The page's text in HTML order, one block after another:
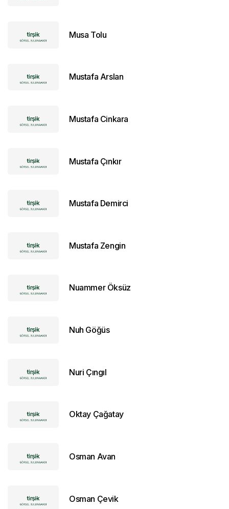
Musa Tolu
Mustafa Arslan
Mustafa Cinkara
Mustafa Çınkır
Mustafa Demirci
Mustafa Zengin
Nuammer Öksüz
Nuh Göğüs
Nuri Çıngıl
Oktay Çağatay
Osman Avan
Osman Çevik